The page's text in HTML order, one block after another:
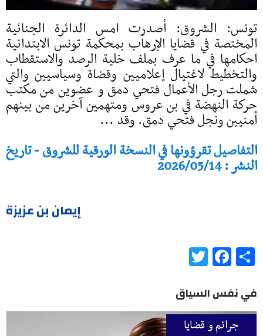
تونس: الشروق: أصدرت امس الدائرة الجنائية
المختصة في قضايا الإرهاب بمحكمة تونس الابتدائية
احكامها في ما عرف بملف خلية الرصد والاستقطاب
والتخطيط لاغتيال إعلاميين وقضاة وسياسيين والتي
شملت رجل الأعمال فتحي دمق و عضوين من مكتب
حركة النهضة في بن عروس ومتهمين آخرين من بينهم
أمنيين ونجل فتحي دمق. وقد ...
التفاصيل تقرؤونها في النسخة الورقية للشروق - تاريخ
النشر : 2026/05/14
إيمان بن عزيزة
Share
Facebook
في نفس السياق
جرائم و قضايا